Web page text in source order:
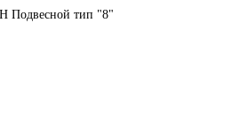
Подвесной тип "8"